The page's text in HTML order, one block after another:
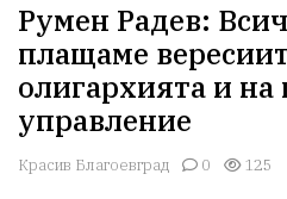
Румен Радев:
плащаме
олигархията и
управление
Красив Благоевград 0 125